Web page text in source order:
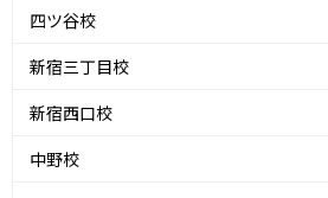
四ツ谷校
新宿三丁目校
新宿西口校
中野校